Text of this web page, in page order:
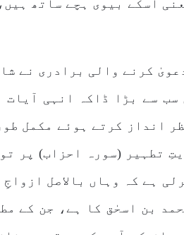
اسکے بیوی ہچے ساتھ
کرنے والی برادری نے
سب سے بڑا ڈاکہ انہی
انداز کرتے ہوئے مکمل
تطہیر (سورہ احزاب) پر
ہے کہ وہاں بالاصل